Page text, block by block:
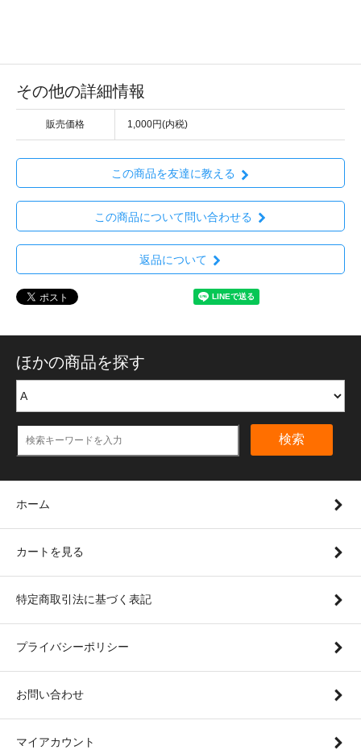
その他の詳細情報
販売価格 1,000円(内税)
この商品を友達に教える
この商品について問い合わせる
返品について
ほかの商品を探す
検索
ホーム
カートを見る
特定商取引法に基づく表記
プライバシーポリシー
お問い合わせ
マイアカウント